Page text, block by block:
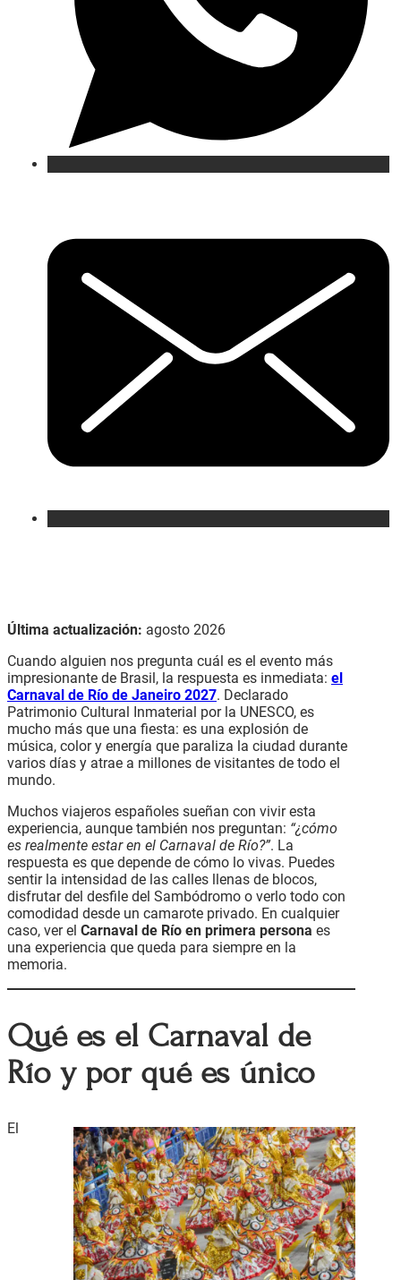
Última actualización: agosto 2026
Cuando alguien nos pregunta cuál es el evento más
impresionante de Brasil, la respuesta es inmediata: el
Carnaval de Río de Janeiro 2027. Declarado
Patrimonio Cultural Inmaterial por la UNESCO, es
mucho más que una fiesta: es una explosión de
música, color y energía que paraliza la ciudad durante
varios días y atrae a millones de visitantes de todo el
mundo.
Muchos viajeros españoles sueñan con vivir esta
experiencia, aunque también nos preguntan: “¿cómo
es realmente estar en el Carnaval de Río?”. La
respuesta es que depende de cómo lo vivas. Puedes
sentir la intensidad de las calles llenas de blocos,
disfrutar del desfile del Sambódromo o verlo todo con
comodidad desde un camarote privado. En cualquier
caso, ver el Carnaval de Río en primera persona es
una experiencia que queda para siempre en la
memoria.
Qué es el Carnaval de
Río y por qué es único
El